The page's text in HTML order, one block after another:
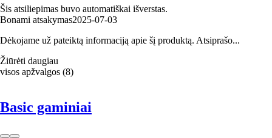
Šis atsiliepimas buvo automatiškai išverstas.
Bonami atsakymas2025‑07‑03
Dėkojame už pateiktą informaciją apie šį produktą. Atsiprašo...
Žiūrėti daugiau
visos apžvalgos (8)
Basic gaminiai